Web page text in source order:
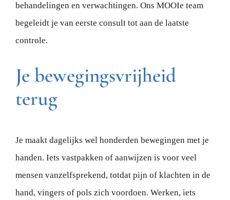
behandelingen en verwachtingen. Ons MOOIe team
begeleidt je van eerste consult tot aan de laatste
controle.
Je bewegingsvrijheid
terug
Je maakt dagelijks wel honderden bewegingen met je
handen. Iets vastpakken of aanwijzen is voor veel
mensen vanzelfsprekend, totdat pijn of klachten in de
hand, vingers of pols zich voordoen. Werken, iets